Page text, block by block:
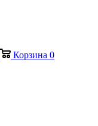
Корзина 0